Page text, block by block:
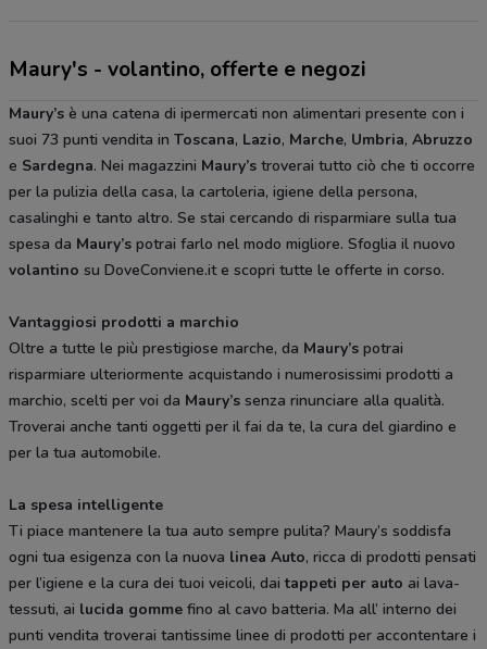
Maury's - volantino, offerte e negozi
Maury’s è una catena di ipermercati non alimentari presente con i
suoi 73 punti vendita in Toscana, Lazio, Marche, Umbria, Abruzzo
e Sardegna. Nei magazzini Maury’s troverai tutto ciò che ti occorre
per la pulizia della casa, la cartoleria, igiene della persona,
casalinghi e tanto altro. Se stai cercando di risparmiare sulla tua
spesa da Maury’s potrai farlo nel modo migliore. Sfoglia il nuovo
volantino su DoveConviene.it e scopri tutte le offerte in corso.
Vantaggiosi prodotti a marchio
Oltre a tutte le più prestigiose marche, da Maury’s potrai
risparmiare ulteriormente acquistando i numerosissimi prodotti a
marchio, scelti per voi da Maury’s senza rinunciare alla qualità.
Troverai anche tanti oggetti per il fai da te, la cura del giardino e
per la tua automobile.
La spesa intelligente
Ti piace mantenere la tua auto sempre pulita? Maury’s soddisfa
ogni tua esigenza con la nuova linea Auto, ricca di prodotti pensati
per l’igiene e la cura dei tuoi veicoli, daitappeti per auto ai lava-
tessuti, ai lucida gomme fino al cavo batteria. Ma all’ interno dei
punti vendita troverai tantissime linee di prodotti per accontentare i